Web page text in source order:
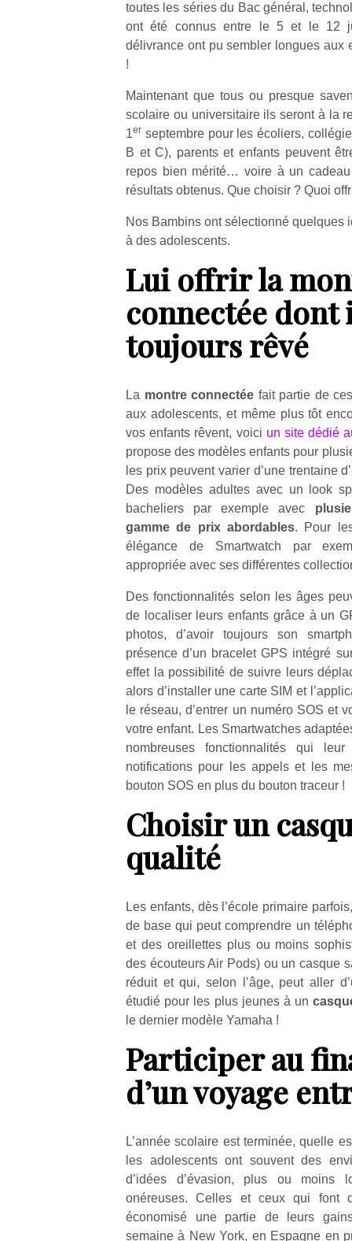
toutes les séries du Bac général,
ont été connus entre le 5 et le 12
délivrance ont pu sembler longues aux
!
Maintenant que tous ou presque
scolaire ou universitaire ils seront à la
1er septembre pour les écoliers,
B et C), parents et enfants peuvent
repos bien mérité… voire à un
résultats obtenus. Que choisir ? Quoi
Nos Bambins ont sélectionné quelques
à des adolescents.
Lui offrir la
connectée dont
toujours rêvé
La montre connectée fait partie de
aux adolescents, et même plus tôt
vos enfants rêvent, voici un site dédié
propose des modèles enfants pour
les prix peuvent varier d’une trentaine
Des modèles adultes avec un look
bacheliers par exemple avec
gamme de prix abordables. Pour
élégance de Smartwatch par
appropriée avec ses différentes
Des fonctionnalités selon les âges
de localiser leurs enfants grâce à un
photos, d’avoir toujours son
présence d’un bracelet GPS intégré
effet la possibilité de suivre leurs
alors d’installer une carte SIM et
le réseau, d’entrer un numéro SOS et
votre enfant. Les Smartwatches
nombreuses fonctionnalités qui
notifications pour les appels et les
bouton SOS en plus du bouton traceur !
Choisir un
qualité
Les enfants, dès l’école primaire
de base qui peut comprendre un
et des oreillettes plus ou moins
des écouteurs Air Pods) ou un casque
réduit et qui, selon l’âge, peut aller
étudié pour les plus jeunes à un
le dernier modèle Yamaha !
Participer au
d’un voyage
L’année scolaire est terminée, quelle
les adolescents ont souvent des
d’idées d’évasion, plus ou moins
onéreuses. Celles et ceux qui font
économisé une partie de leurs
semaine à New York, en Espagne en
à
…
NextGen,
une
nouvelle
trottinette
mécanique
Beeper
enfants
débordent
souvent
d’énergie.
occupations
simple.
Conjuguer
divertissement,
activité
Des
trampolines
pour les
grands et
les petits !
Durant les
estivales
et avec le
retour des
beaux
l’occasion
rêvée
pour les
de